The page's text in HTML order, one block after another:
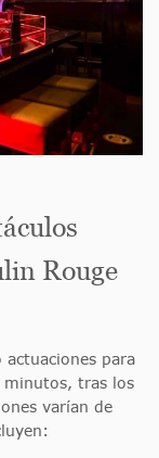
Rouge
para
minutos, tras los
varían de